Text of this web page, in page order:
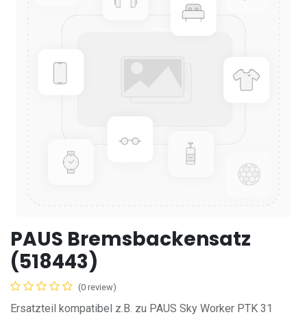
PAUS Bremsbackensatz
(518443)
(0 review)
Ersatzteil kompatibel z.B. zu PAUS Sky Worker PTK 31